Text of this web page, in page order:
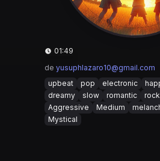
01:49
de yusuphlazaro10@gmail.com
upbeat
pop electronic
dreamy
slow romantic rock
Aggressive
Medium
Mystical